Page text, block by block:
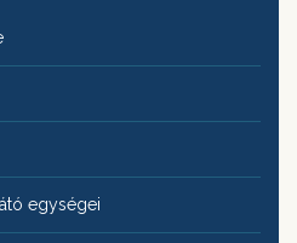
egységei